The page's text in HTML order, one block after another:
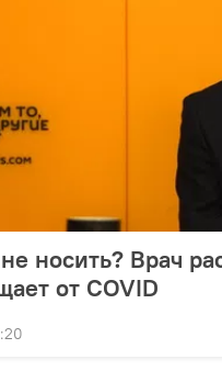
носить? Врач
от COVID